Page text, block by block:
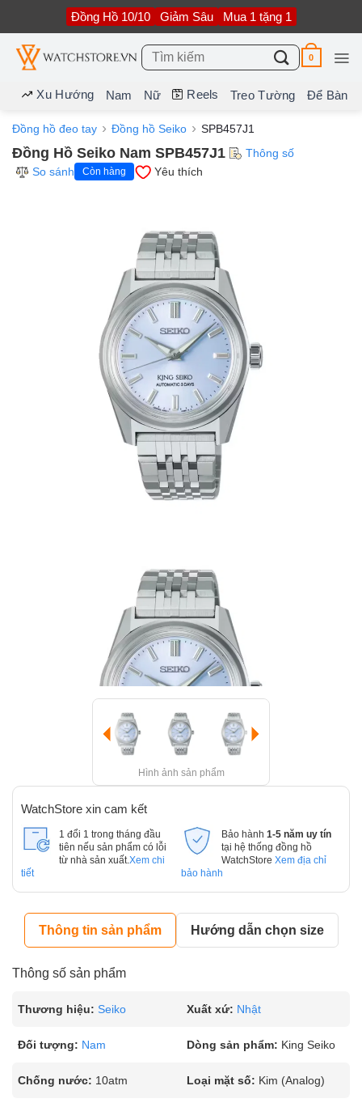
nội
dung
Đồng Hồ 10/10 Giảm Sâu Mua 1 tặng 1
Tìm
kiếm:
0
Xu Hướng Nam Nữ Reels Treo Tường Để Bàn
Đồng hồ đeo tay Đồng hồ Seiko SPB457J1
Đồng Hồ Seiko Nam SPB457J1
Thông số
So sánh
Còn hàng Yêu thích
Hình ảnh sản phẩm
WatchStore xin cam kết
1 đổi 1 trong tháng đầu
tiên nếu sản phẩm có lỗi
từ nhà sản xuất. Xem chi
tiết
Bảo hành 1-5 năm uy tín
tại hệ thống đồng hồ
WatchStore Xem địa chỉ
bảo hành
Thông tin sản phẩm Hướng dẫn chọn size
Thông số sản phẩm
Thương hiệu: Seiko Xuất xứ: Nhật
Đối tượng: Nam Dòng sản phẩm: King Seiko
Chống nước: 10atm Loại mặt số: Kim (Analog)